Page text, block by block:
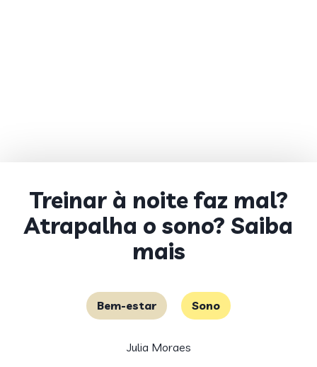
Treinar à noite faz mal?
Atrapalha o sono? Saiba
mais
Bem-estar Sono
Julia Moraes